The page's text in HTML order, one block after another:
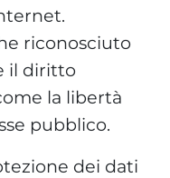
riconosciuto
il diritto
la libertà
pubblico.
dei dati